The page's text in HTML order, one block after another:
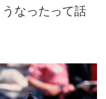
なったって話